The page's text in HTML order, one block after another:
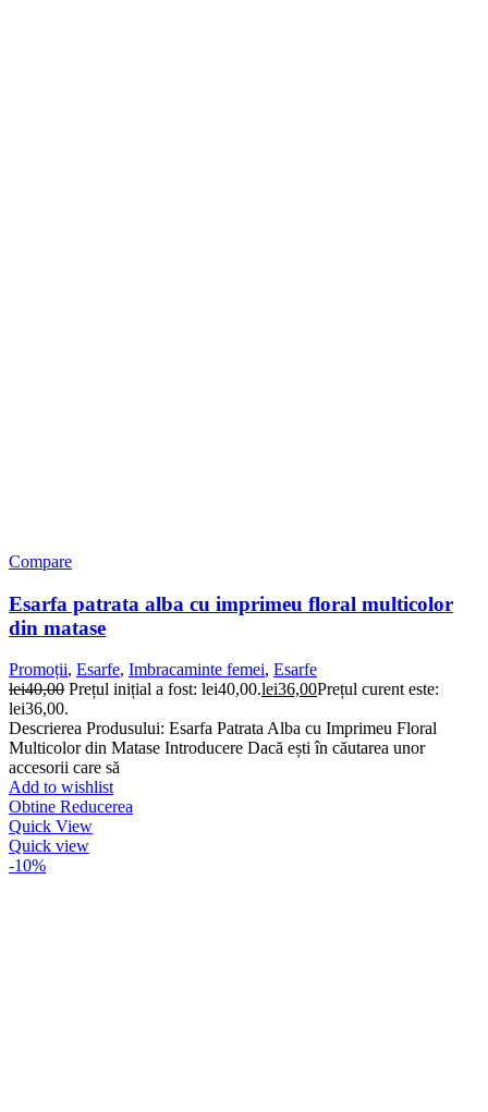
Compare
Esarfa patrata alba cu imprimeu floral multicolor
din matase
Promoții, Esarfe, Imbracaminte femei, Esarfe
lei40,00 Prețul inițial a fost: lei40,00.lei36,00Prețul curent este:
lei36,00.
Descrierea Produsului: Esarfa Patrata Alba cu Imprimeu Floral
Multicolor din Matase Introducere Dacă ești în căutarea unor
accesorii care să
Add to wishlist
Obtine Reducerea
Quick View
Quick view
-10%